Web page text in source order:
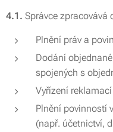
4.1. Správce zpracovává
Plnění práv a
Dodání
spojených s
Vyřízení
Plnění povinností
(např. účetnictví,